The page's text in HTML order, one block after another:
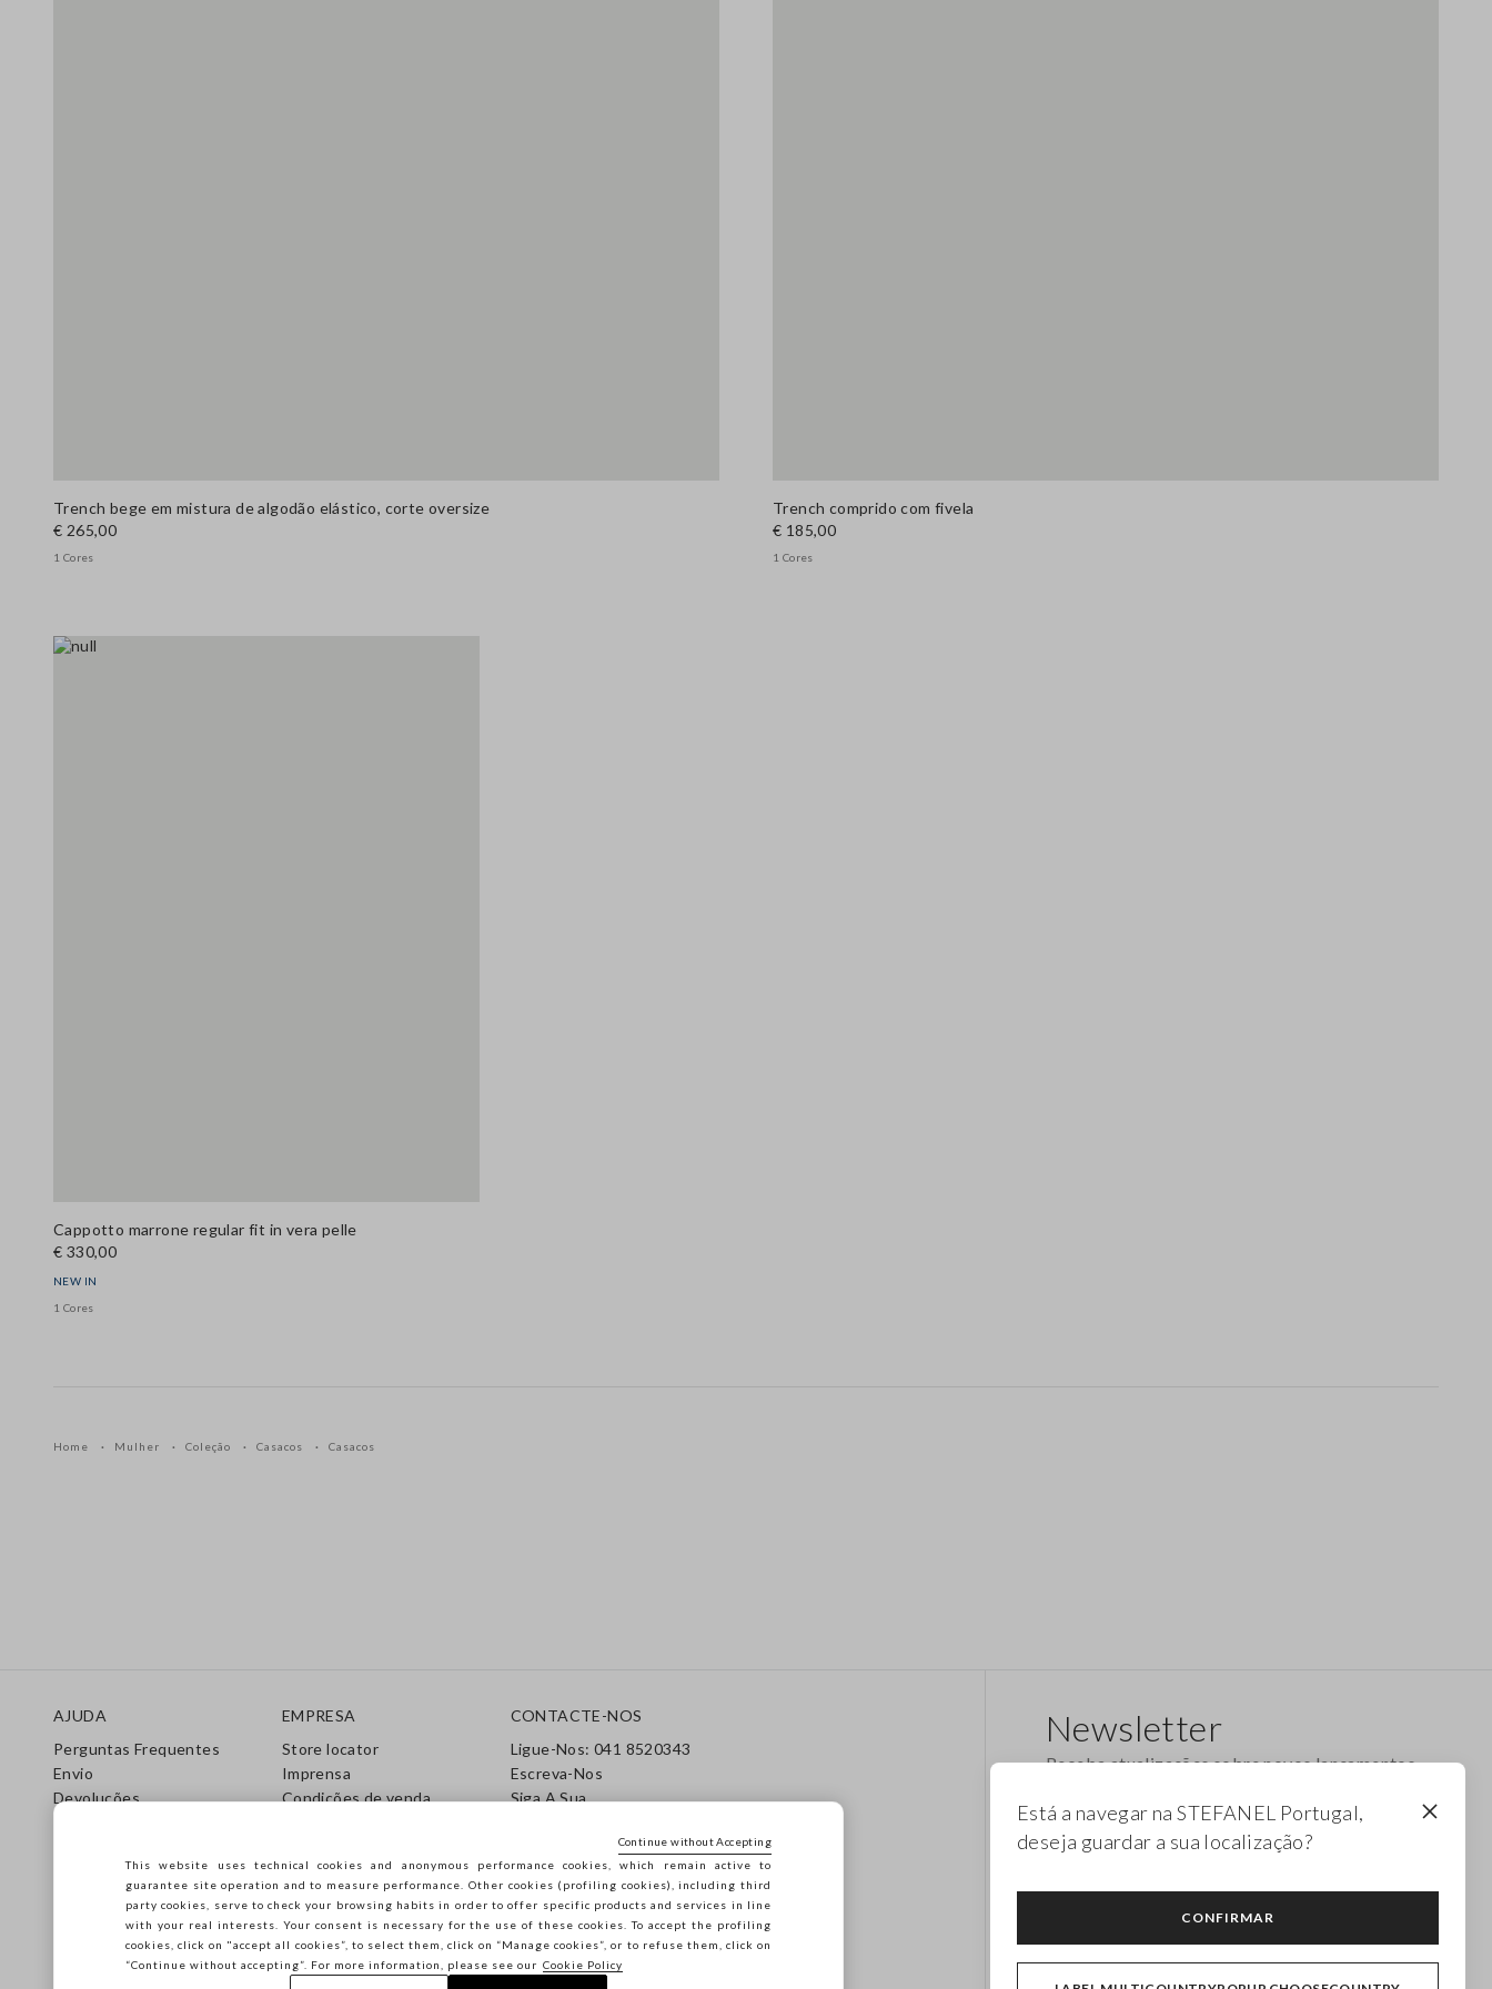
Trench bege em mistura de algodão elástico, corte oversize
€ 265,00
1 Cores
Trench comprido com fivela
€ 185,00
1 Cores
Cappotto marrone regular fit in vera pelle
€ 330,00
NEW IN
1 Cores
Home Mulher Coleção Casacos Casacos
AJUDA
Perguntas Frequentes
Envio
Devoluções
Guia de Tamanhos
EMPRESA
Store locator
Imprensa
Condições de venda
Sustentabilidade
CONTACTE-NOS
Ligue-Nos: 041 8520343
Escreva-Nos
Siga A Sua
Newsletter
Receba atualizações sobre novos lançamentos,
de 10%.
Siga-nos em
Está a navegar na STEFANEL Portugal,
deseja guardar a sua localização?
CONFIRMAR
This website uses technical cookies and anonymous performance cookies, which remain active to
guarantee site operation and to measure performance. Other cookies (profiling cookies), including third
party cookies, serve to check your browsing habits in order to offer specific products and services in line
with your real interests. Your consent is necessary for the use of these cookies. To accept the profiling
cookies, click on "accept all cookies”, to select them, click on “Manage cookies”, or to refuse them, click on
“Continue without accepting”. For more information, please see our Cookie Policy
Continue without Accepting